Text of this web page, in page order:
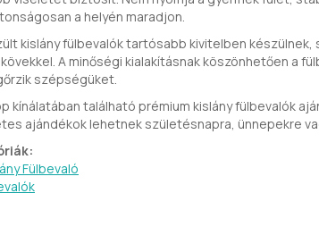
a helyén maradjon.
kislány fülbevalók tartósabb kivitelben
A minőségi kialakításnak köszönhetően a
szépségüket.
kínálatában található prémium kislány fülbevalók
ajándékok lehetnek születésnapra, ünnepekre
Fülbevaló